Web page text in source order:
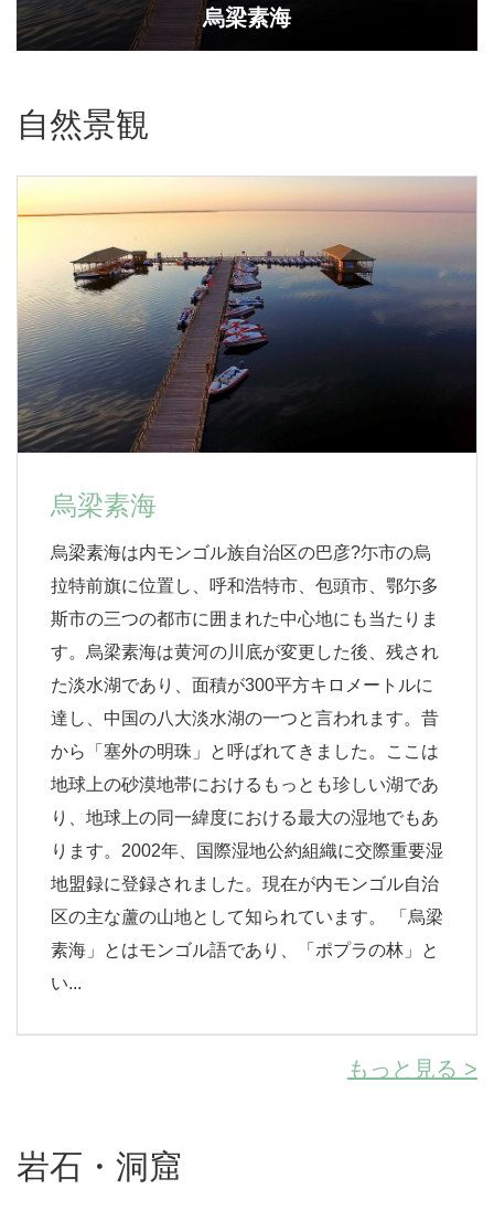
烏梁素海
自然景観
烏梁素海
烏梁素海は内モンゴル族自治区の巴彦?尓市の烏
拉特前旗に位置し、呼和浩特市、包頭市、鄂尓多
斯市の三つの都市に囲まれた中心地にも当たりま
す。烏梁素海は黄河の川底が変更した後、残され
た淡水湖であり、面積が300平方キロメートルに
達し、中国の八大淡水湖の一つと言われます。昔
から「塞外の明珠」と呼ばれてきました。ここは
地球上の砂漠地帯におけるもっとも珍しい湖であ
り、地球上の同一緯度における最大の湿地でもあ
ります。2002年、国際湿地公約組織に交際重要湿
地盟録に登録されました。現在が内モンゴル自治
区の主な蘆の山地として知られています。 「烏梁
素海」とはモンゴル語であり、「ポプラの林」と
い...
もっと見る >
岩石・洞窟